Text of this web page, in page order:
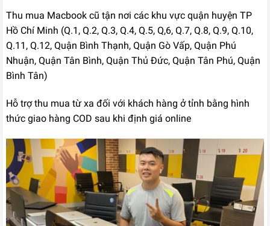
Thu mua Macbook cũ tận nơi các khu vực quận huyện TP
Hồ Chí Minh (Q.1, Q.2, Q.3, Q.4, Q.5, Q,6, Q.7, Q.8, Q.9, Q.10,
Q.11, Q.12, Quận Bình Thạnh, Quận Gò Vấp, Quận Phú
Nhuận, Quận Tân Bình, Quận Thủ Đức, Quận Tân Phú, Quận
Bình Tân)
Hỗ trợ thu mua từ xa đối với khách hàng ở tỉnh bằng hình
thức giao hàng COD sau khi định giá online